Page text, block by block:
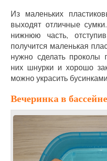
Из маленьких
выходят отличные
нижнюю часть,
получится маленькая
нужно сделать проколы
них шнурки и хорошо
можно украсить
Вечеринка в бассейне